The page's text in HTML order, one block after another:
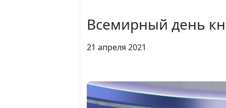
Всемирный день
21 апреля 2021